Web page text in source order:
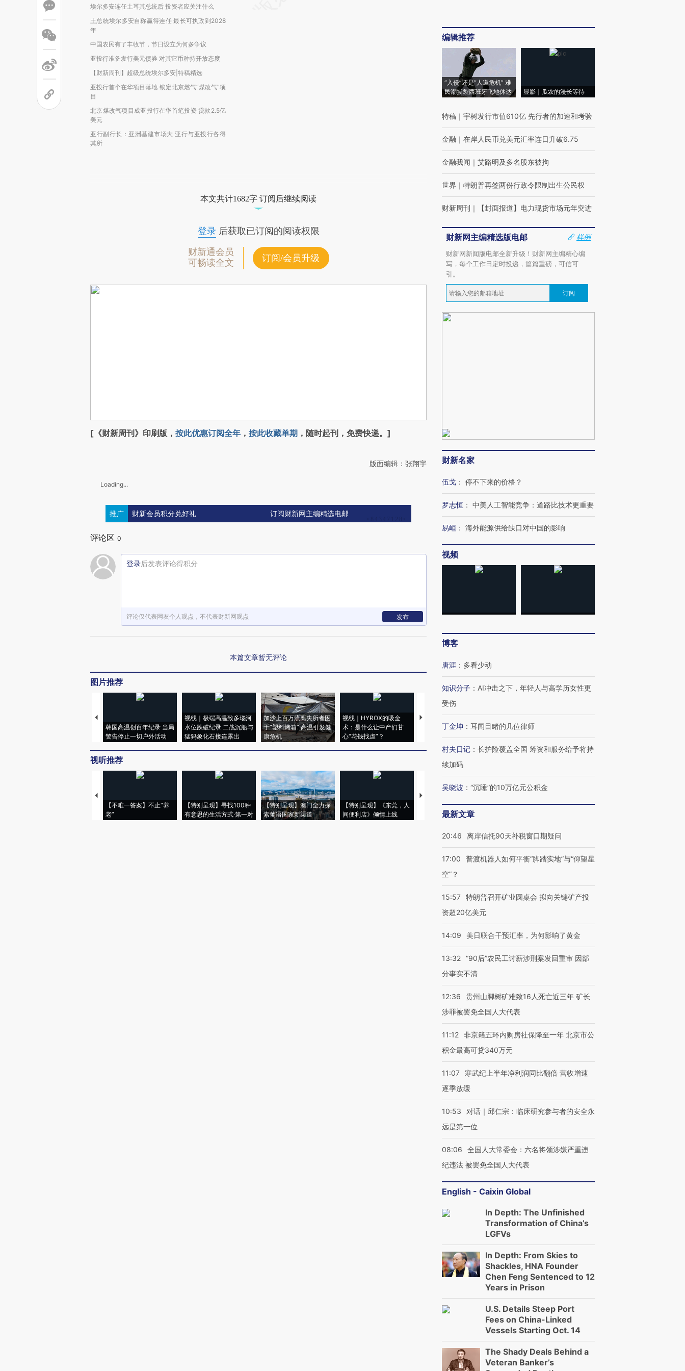
埃尔多安连任土耳其总统后 投资者应关注什么
土总统埃尔多安自称赢得连任 最长可执政到2028
年
中国农民有了丰收节，节日设立为何多争议
亚投行准备发行美元债券 对其它币种持开放态度
【财新周刊】超级总统埃尔多安|特稿精选
亚投行首个在华项目落地 锁定北京燃气“煤改气”项
目
北京煤改气项目成亚投行在华首笔投资 贷款2.5亿
美元
亚行副行长：亚洲基建市场大 亚行与亚投行各得
其所
本文共计1682字 订阅后继续阅读
登录后获取已订阅的阅读权限
财新通会员
可畅读全文
订阅/会员升级
[《财新周刊》印刷版， 按此优惠订阅全年 ， 按此收藏单期 ，随时起刊，免费快递。]
版面编辑：张翔宇
Loading...
推广 财新会员积分兑好礼 订阅财新网主编精选电邮
评论区 0
登录后发表评论得积分
评论仅代表网友个人观点，不代表财新网观点 发布
本篇文章暂无评论
图片推荐
韩国高温创百年纪录 当局
警告停止一切户外活动
视线｜极端高温致多瑙河
水位跌破纪录 二战沉船与
猛犸象化石接连露出
加沙上百万流离失所者困
于“塑料烤箱” 高温引发健
康危机
视线｜HYROX的吸金
术：是什么让中产们甘
心“花钱找虐”？
马航飞行员跨国走私7万
粒摇头丸 尿检体内含3种
度Z世代 用街头抗争将教
育部长拱下台
飞地休达
视听推荐
【不唯一答案】不止“养
老”
【特别呈现】寻找100种
有意思的生活方式·第一对
【特别呈现】澳门全力探
索葡语国家新渠道
【特别呈现】《东莞，人
间便利店》倾情上线
【推广】走进第四届链博
会，让数智科技“链”接产
【特别呈现】寻找100种
CFO：不靠规模取胜，华
编辑推荐
“入侵”还是“人道危机” 难
民潮撕裂西班牙飞地休达
显影｜瓜农的漫长等待
特稿 ｜ 宇树发行市值610亿 先行者的加速和考验
金融 ｜ 在岸人民币兑美元汇率连日升破6.75
金融我闻 ｜ 艾路明及多名股东被拘
世界 ｜ 特朗普再签两份行政令限制出生公民权
财新周刊 ｜ 【封面报道】电力现货市场元年突进
财新网主编精选版电邮
样例
财新网新闻版电邮全新升级！财新网主编精心编
写，每个工作日定时投递，篇篇重磅，可信可
引。
订阅
财新名家
伍戈 ： 停不下来的价格？
罗志恒 ： 中美人工智能竞争：道路比技术更重要
易峘 ： 海外能源供给缺口对中国的影响
视频
博客
唐涯 ： 多看少动
知识分子 ： AI冲击之下，年轻人与高学历女性更
受伤
丁金坤 ： 耳闻目睹的几位律师
村夫日记 ： 长护险覆盖全国 筹资和服务给予将持
续加码
吴晓波 ： “沉睡”的10万亿元公积金
最新文章
20:46 离岸信托90天补税窗口期疑问
17:00
普渡机器人如何平衡“脚踏实地”与“仰望星
空”？
15:57 特朗普召开矿业圆桌会 拟向关键矿产投
资超20亿美元
14:09 美日联合干预汇率，为何影响了黄金
13:32 “90后”农民工讨薪涉刑案发回重审 因部
分事实不清
12:36
贵州山脚树矿难致16人死亡近三年 矿长
涉罪被罢免全国人大代表
11:12 非京籍五环内购房社保降至一年 北京市公
积金最高可贷340万元
11:07
寒武纪上半年净利润同比翻倍 营收增速
逐季放缓
10:53
对话｜邱仁宗：临床研究参与者的安全永
远是第一位
08:06
全国人大常委会：六名将领涉嫌严重违
纪违法 被罢免全国人大代表
English - Caixin Global
In Depth: The Unfinished
Transformation of China’s
LGFVs
In Depth: From Skies to
Shackles, HNA Founder
Chen Feng Sentenced to 12
Years in Prison
U.S. Details Steep Port
Fees on China-Linked
Vessels Starting Oct. 14
The Shady Deals Behind a
Veteran Banker’s